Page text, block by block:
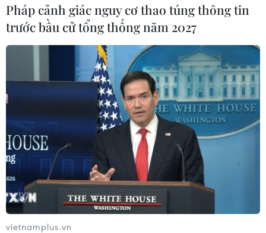
Chờ trải nghiệm "vương quốc hang động"
Quảng Bình trong lòng Hà Nội
“Chương trình Quảng Bình trong lòng Hà Nội” với chuỗi
hoạt động, sự kiện du lịch, văn hóa, nghệ thuật độc đáo,
hứa hẹn nhiều ấn tượng sẽ được tổ chức từ 24-27/3, tại
khu vực hồ Hoàn Kiếm, Hà Nội.
Pháp cảnh giác nguy cơ thao túng thông tin
trước bầu cử tổng thống năm 2027
vietnamplus.vn